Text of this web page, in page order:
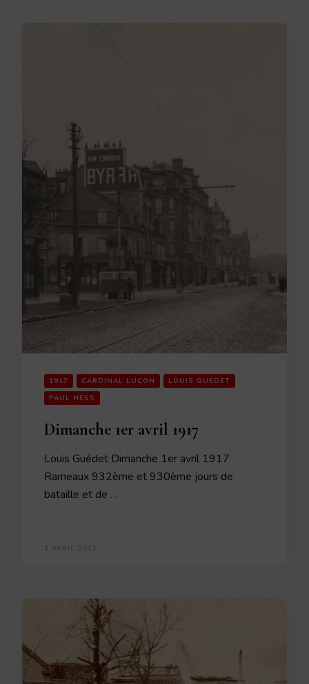
1917 CARDINAL LUÇON
LOUIS GUÉDET
PAUL HESS
Dimanche 1er avril 1917
Louis Guédet Dimanche 1er avril 1917
Rameaux 932ème et 930ème jours de
bataille et de …